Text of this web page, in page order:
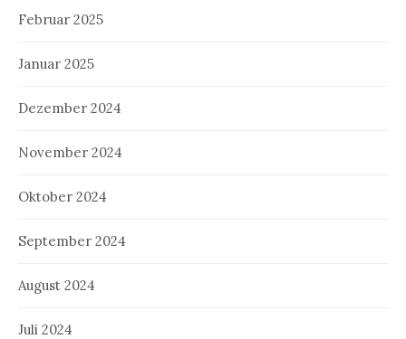
Februar 2025
Januar 2025
Dezember 2024
November 2024
Oktober 2024
September 2024
August 2024
Juli 2024